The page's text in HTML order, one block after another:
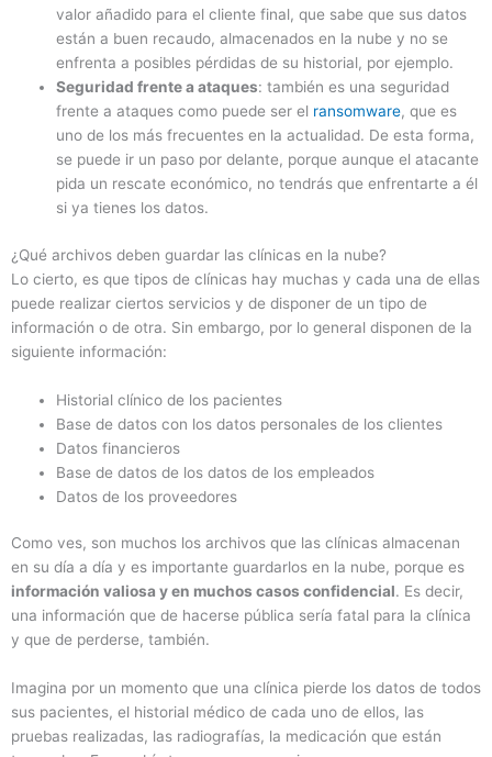
valor añadido para el cliente final, que sabe que sus datos
están a buen recaudo, almacenados en la nube y no se
enfrenta a posibles pérdidas de su historial, por ejemplo.
Seguridad frente a ataques: también es una seguridad
frente a ataques como puede ser el ransomware, que es
uno de los más frecuentes en la actualidad. De esta forma,
se puede ir un paso por delante, porque aunque el atacante
pida un rescate económico, no tendrás que enfrentarte a él
si ya tienes los datos.
¿Qué archivos deben guardar las clínicas en la nube?
Lo cierto, es que tipos de clínicas hay muchas y cada una de ellas
puede realizar ciertos servicios y de disponer de un tipo de
información o de otra. Sin embargo, por lo general disponen de la
siguiente información:
Historial clínico de los pacientes
Base de datos con los datos personales de los clientes
Datos financieros
Base de datos de los datos de los empleados
Datos de los proveedores
Como ves, son muchos los archivos que las clínicas almacenan
en su día a día y es importante guardarlos en la nube, porque es
información valiosa y en muchos casos confidencial. Es decir,
una información que de hacerse pública sería fatal para la clínica
y que de perderse, también.
Imagina por un momento que una clínica pierde los datos de todos
sus pacientes, el historial médico de cada uno de ellos, las
pruebas realizadas, las radiografías, la medicación que están